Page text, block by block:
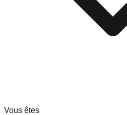
Vous êtes